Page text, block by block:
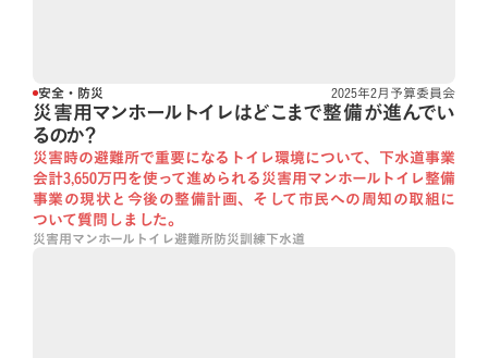
安全・防災 2025年2月予算委員会
災害用マンホールトイレはどこまで整備が進んでい
るのか？
災害時の避難所で重要になるトイレ環境について、下水道事業
会計3,650万円を使って進められる災害用マンホールトイレ整備
事業の現状と今後の整備計画、そして市民への周知の取組に
ついて質問しました。
災害用マンホールトイレ避難所防災訓練下水道